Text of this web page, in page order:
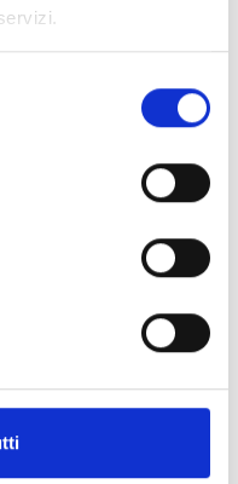
criteri
dei
di prestare
maggior punteggio,
la valutazione del
del bando).
Contatta i
-